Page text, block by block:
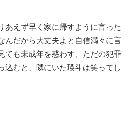
あえず早く家に帰すように言った
んだから大丈夫よと自信満々に言
ても未成年を惑わす、ただの犯罪
込むと、隣にいた瑛斗は笑ってし